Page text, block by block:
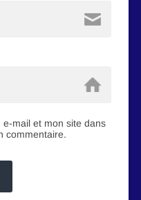
mail et mon site dans
commentaire.